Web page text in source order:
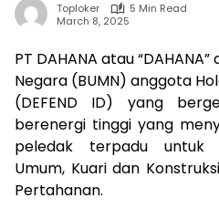
Toploker
5 Min Read
March 8, 2025
PT DAHANA atau
Negara (BUMN) anggota
(DEFEND ID) yang
berenergi tinggi yang
peledak terpadu untuk
Umum, Kuari dan
Pertahanan.